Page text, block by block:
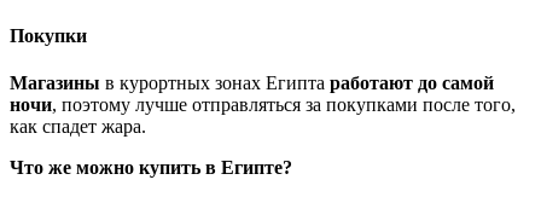
Покупки
Магазины в курортных зонах Египта работают до самой
ночи, поэтому лучше отправляться за покупками после того,
как спадет жара.
Что же можно купить в Египте?